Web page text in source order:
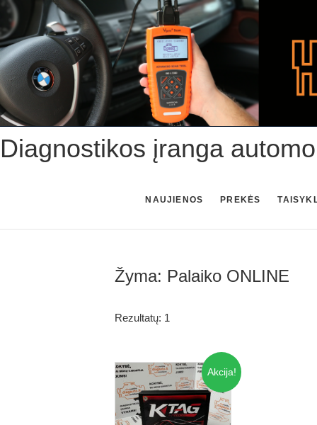
Skip
to
content
Diagnostikos įranga
NAUJIENOS PREKĖS
Žyma: Palaiko ONLINE
Rezultatų: 1
Akcija!